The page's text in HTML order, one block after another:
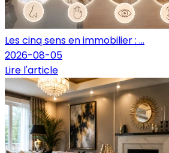
Les cinq sens en immobilier : ...
2026-08-05
Lire l'article